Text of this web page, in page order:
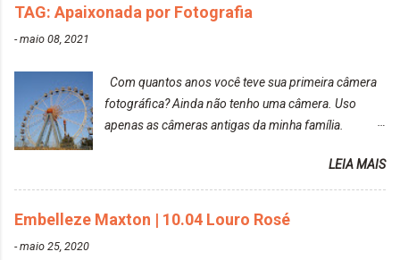
TAG: Apaixonada por Fotografia
-maio 08, 2021
Com quantos anos você teve sua primeira câmera
fotográfica? Ainda não tenho uma câmera. Uso
apenas as câmeras antigas da minha família.
diria que gosto mais de fotografar, mas comecei a
gostar bastante de ser a minha modelo. Você tem
uma boa câmera para fotografar? Ainda não tenho
uma super câmera profissional. Por enquanto, a
LEIA MAIS
Embelleze Maxton | 10.04 Louro Rosé
-maio 25, 2020